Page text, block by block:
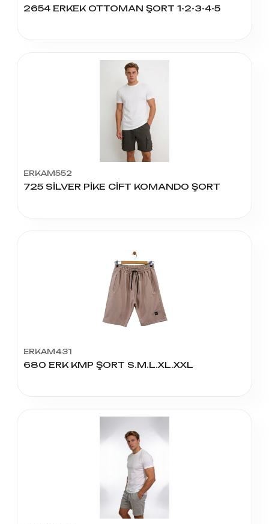
2654 ERKEK OTTOMAN ŞORT 1-2-3-4-5
ERKAM552
725 SİLVER PİKE CİFT KOMANDO ŞORT
ERKAM431
680 ERK KMP ŞORT S.M.L.XL.XXL